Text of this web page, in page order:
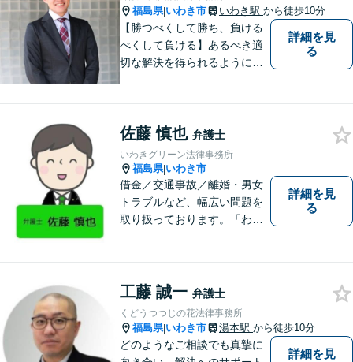
福島県|いわき市 いわき駅 から徒歩10分
【勝つべくして勝ち、負ける
べくして負ける】あるべき適
切な解決を得られるように全
ます。
詳細を見
る
佐藤 慎也 弁護士
いわきグリーン法律事務所
福島県|いわき市
借金／交通事故／離婚・男女
トラブルなど、幅広い問題を
取り扱っております。「わか
ります。【無料駐車場あり】
詳細を見
る
工藤 誠一 弁護士
くどうつつじの花法律事務所
福島県|いわき市 湯本駅 から徒歩10分
どのようなご相談でも真摯に
詳細を見